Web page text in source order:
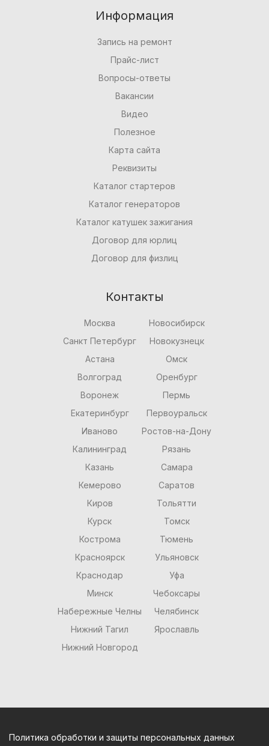
Информация
Запись на ремонт
Прайс-лист
Вопросы-ответы
Вакансии
Видео
Полезное
Карта сайта
Реквизиты
Каталог стартеров
Каталог генераторов
Каталог катушек зажигания
Договор для юрлиц
Договор для физлиц
Контакты
Москва
Санкт Петербург
Астана
Волгоград
Воронеж
Екатеринбург
Иваново
Калининград
Казань
Кемерово
Киров
Курск
Кострома
Красноярск
Краснодар
Минск
Набережные Челны
Нижний Тагил
Нижний Новгород
Новосибирск
Новокузнецк
Омск
Оренбург
Пермь
Первоуральск
Ростов-на-Дону
Рязань
Самара
Саратов
Тольятти
Томск
Тюмень
Ульяновск
Уфа
Чебоксары
Челябинск
Ярославль
Политика обработки и защиты персональных данных